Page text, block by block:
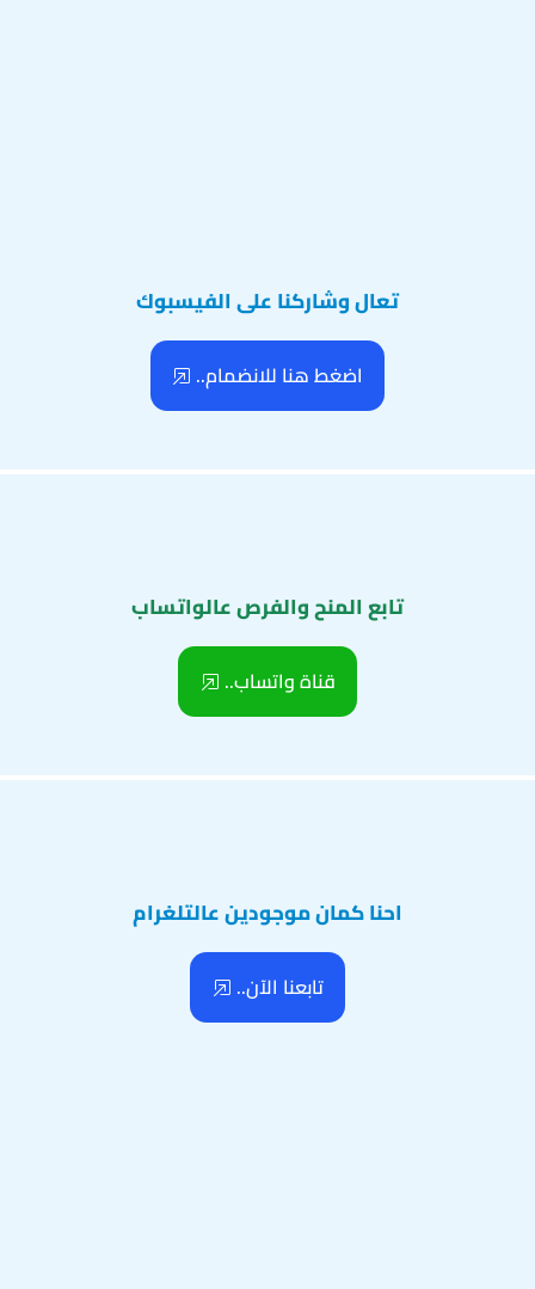
تعال وشاركنا على الفيسبوك
اضغط هنا للانضمام..
تابع المنح والفرص عالواتساب
قناة واتساب..
احنا كمان موجودين عالتلغرام
تابعنا الآن..